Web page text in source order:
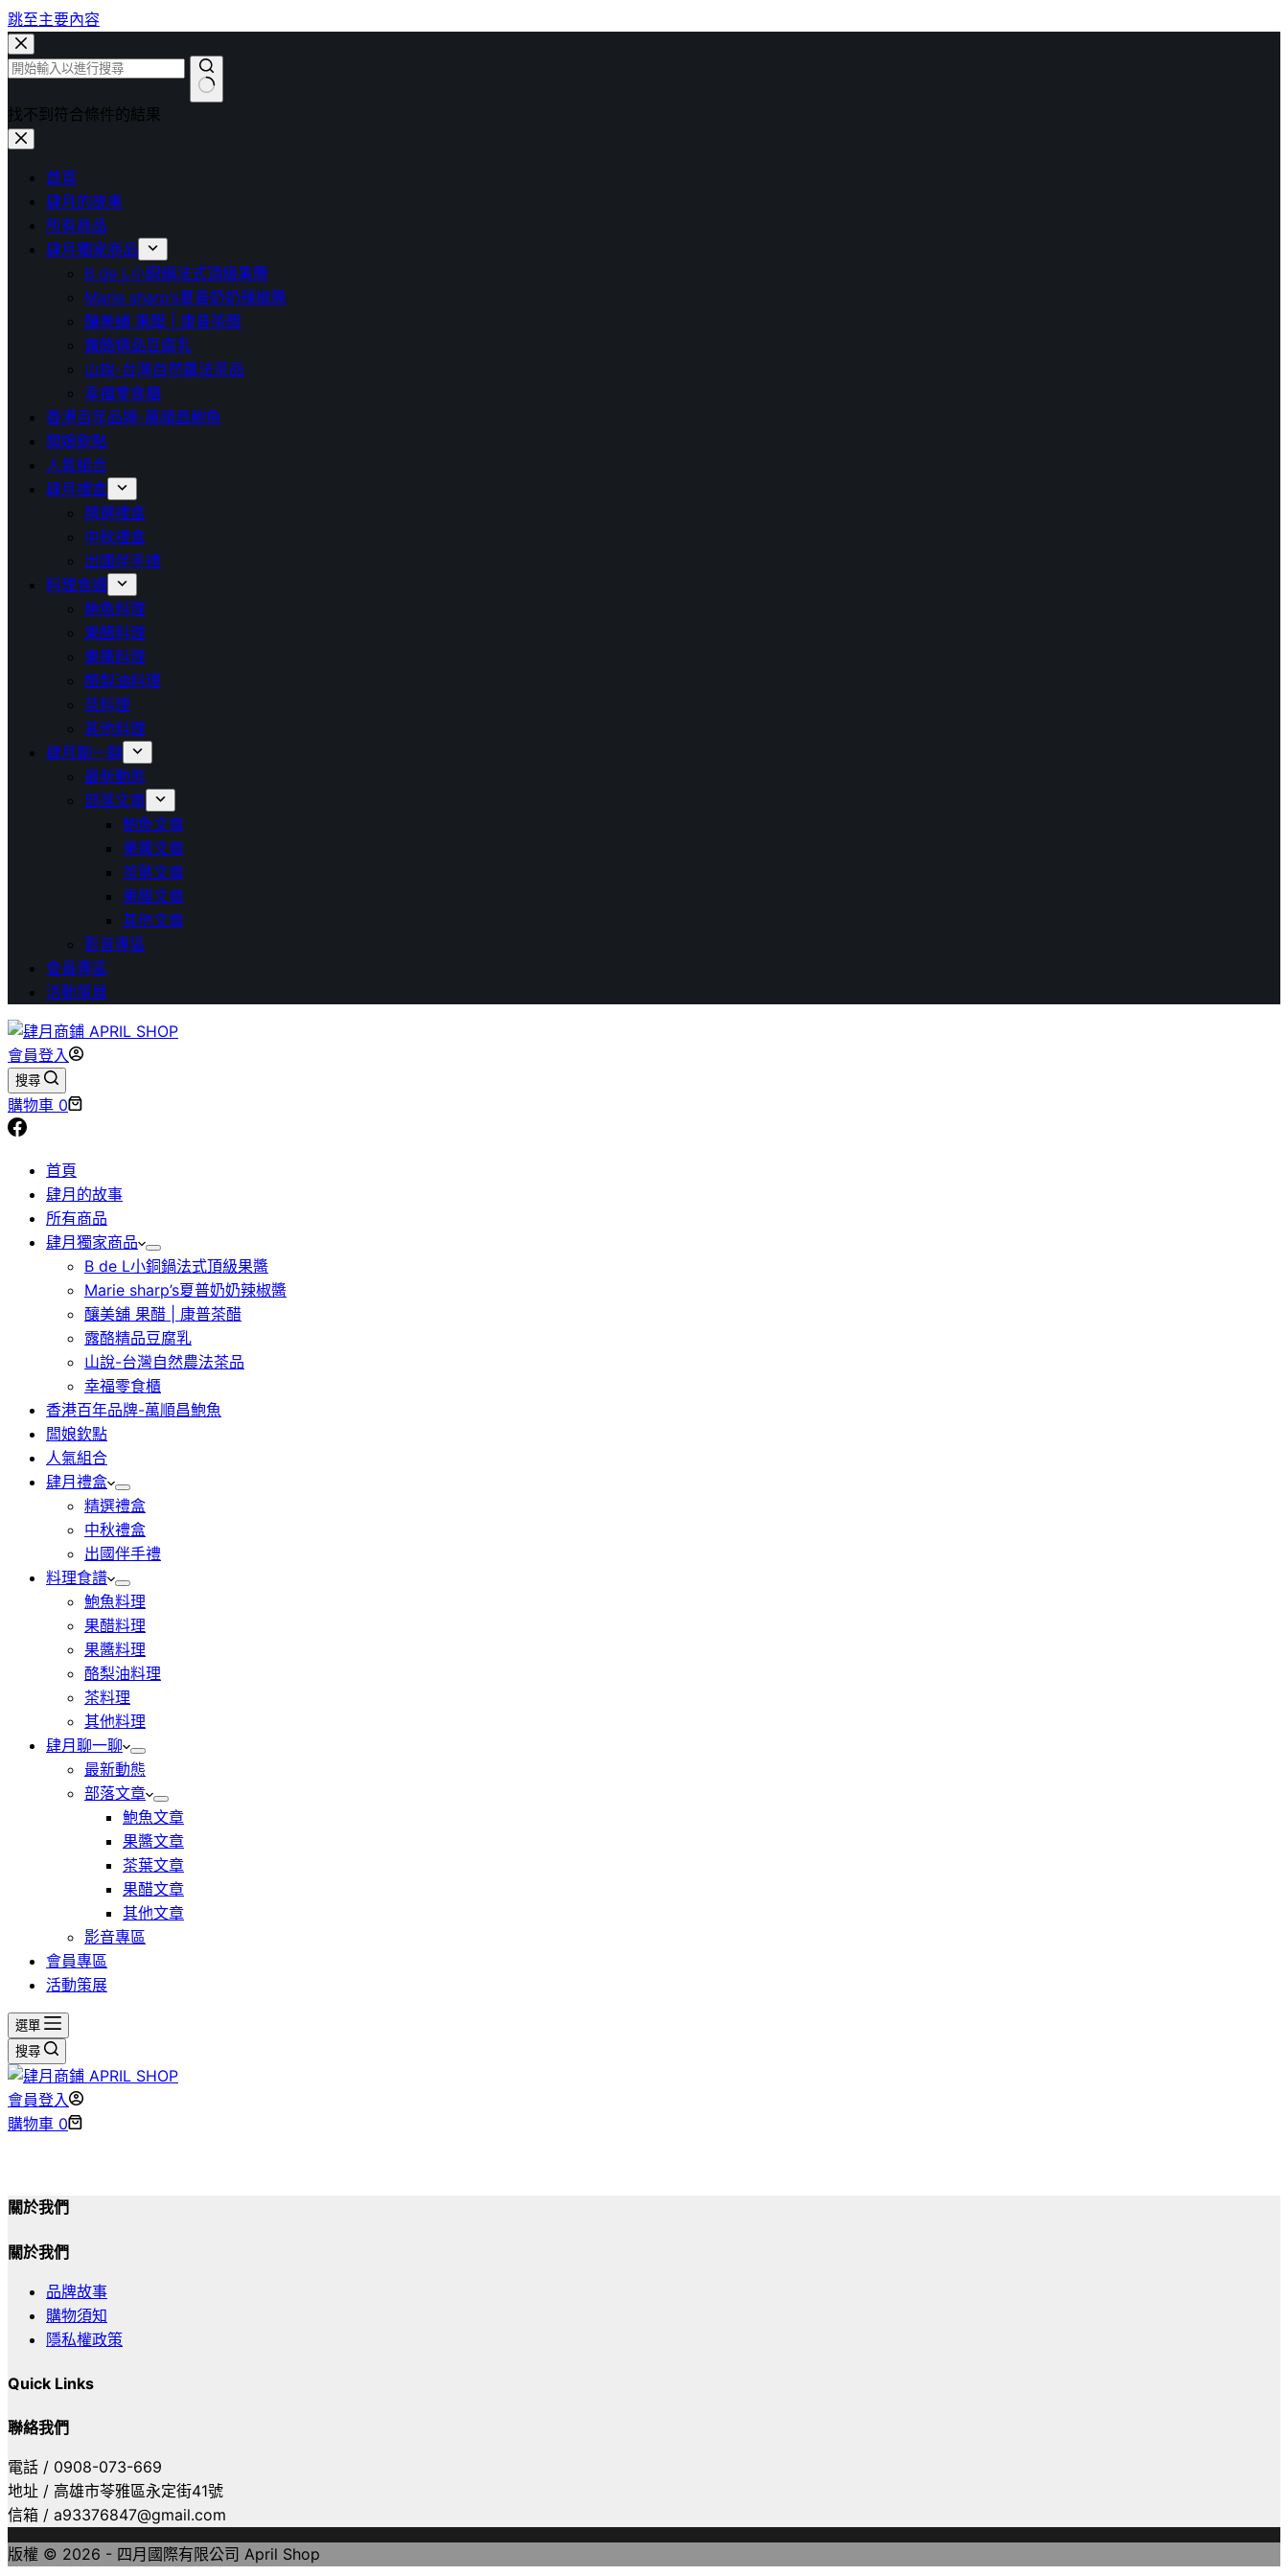
跳至主要內容
找不到符合條件的結果
首頁
肆月的故事
所有商品
肆月獨家商品
B de L小銅鍋法式頂級果醬
Marie sharp’s夏普奶奶辣椒醬
釀美舖 果醋 | 康普茶醋
露酪精品豆腐乳
山說-台灣自然農法茶品
幸福零食櫃
香港百年品牌-萬順昌鮑魚
闆娘欽點
人氣組合
肆月禮盒
精選禮盒
中秋禮盒
出國伴手禮
料理食譜
鮑魚料理
果醋料理
果醬料理
酪梨油料理
茶料理
其他料理
肆月聊一聊
最新動態
部落文章
鮑魚文章
果醬文章
茶葉文章
果醋文章
其他文章
影音專區
會員專區
活動策展
會員登入
搜尋
購物車 0
首頁
肆月的故事
所有商品
肆月獨家商品
B de L小銅鍋法式頂級果醬
Marie sharp’s夏普奶奶辣椒醬
釀美舖 果醋 | 康普茶醋
露酪精品豆腐乳
山說-台灣自然農法茶品
幸福零食櫃
香港百年品牌-萬順昌鮑魚
闆娘欽點
人氣組合
肆月禮盒
精選禮盒
中秋禮盒
出國伴手禮
料理食譜
鮑魚料理
果醋料理
果醬料理
酪梨油料理
茶料理
其他料理
肆月聊一聊
最新動態
部落文章
鮑魚文章
果醬文章
茶葉文章
果醋文章
其他文章
影音專區
會員專區
活動策展
選單
搜尋
會員登入
購物車 0
關於我們
關於我們
品牌故事
購物須知
隱私權政策
Quick Links
聯絡我們
電話 / 0908-073-669
地址 / 高雄市苓雅區永定街41號
信箱 / a93376847@gmail.com
版權 © 2026 - 四月國際有限公司 April Shop